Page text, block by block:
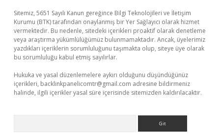
Sitemiz, 5651 Sayılı Kanun gereğince Bilgi Teknolojileri ve İletişim
Kurumu (BTK) tarafından onaylanmış bir Yer Sağlayıcı olarak hizmet
vermektedir. Bu nedenle, sitedeki içerikleri proaktif olarak denetleme
veya araştırma yükümlülüğümüz bulunmamaktadır. Ancak, üyelerimiz
yazdıkları içeriklerin sorumluluğunu taşımakta olup, siteye üye olarak
bu sorumluluğu kabul etmiş sayılırlar.
Hukuka ve yasal düzenlemelere aykırı olduğunu düşündüğünüz
içerikleri, backlinkpanelicomtr@gmail.com adresine bildirmeniz
halinde, ilgili içerikler yasal süre içerisinde sitemizden kaldırılacaktır.